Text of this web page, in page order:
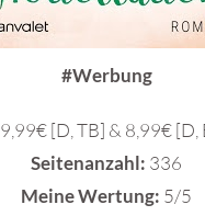
#Werbung
9,99€ [D, TB] & 8,99€ [D,
Seitenanzahl: 336
Meine Wertung: 5/5